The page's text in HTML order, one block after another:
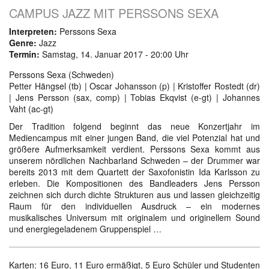
CAMPUS JAZZ MIT PERSSONS SEXA
Interpreten: Perssons Sexa
Genre: Jazz
Termin: Samstag, 14. Januar 2017 - 20:00 Uhr
Perssons Sexa (Schweden)
Petter Hängsel (tb) | Oscar Johansson (p) | Kristoffer Rostedt (dr)
| Jens Persson (sax, comp) | Tobias Ekqvist (e-gt) | Johannes
Vaht (ac-gt)
Der Tradition folgend beginnt das neue Konzertjahr im
Mediencampus mit einer jungen Band, die viel Potenzial hat und
größere Aufmerksamkeit verdient. Perssons Sexa kommt aus
unserem nördlichen Nachbarland Schweden – der Drummer war
bereits 2013 mit dem Quartett der Saxofonistin Ida Karlsson zu
erleben. Die Kompositionen des Bandleaders Jens Persson
zeichnen sich durch dichte Strukturen aus und lassen gleichzeitig
Raum für den individuellen Ausdruck – ein modernes
musikalisches Universum mit originalem und originellem Sound
und energiegeladenem Gruppenspiel …
Karten: 16 Euro, 11 Euro ermäßigt, 5 Euro Schüler und Studenten